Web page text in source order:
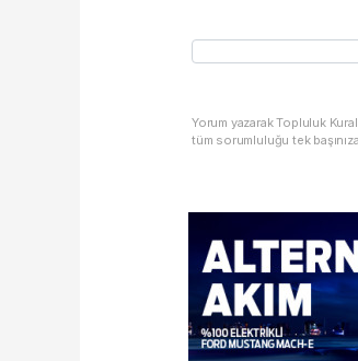
Yorum yazarak Topluluk
tüm sorumluluğu tek